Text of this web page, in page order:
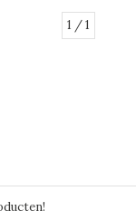
1 / 1